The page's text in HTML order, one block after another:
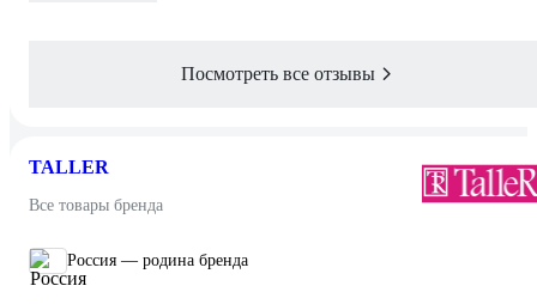
Посмотреть все отзывы
TALLER
Все товары бренда
Россия — родина бренда